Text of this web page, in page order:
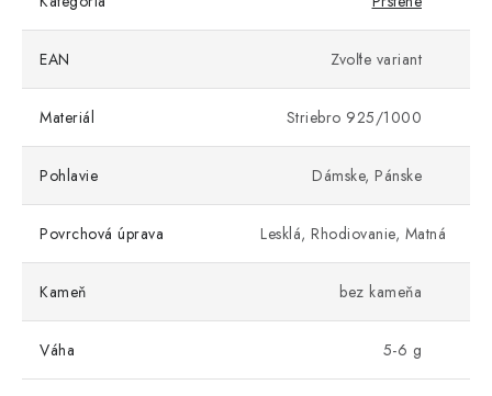
EAN Zvoľte variant
Materiál Striebro 925/1000
Pohlavie Dámske, Pánske
Povrchová úprava Lesklá, Rhodiovanie, Matná
Kameň bez kameňa
Váha 5-6 g